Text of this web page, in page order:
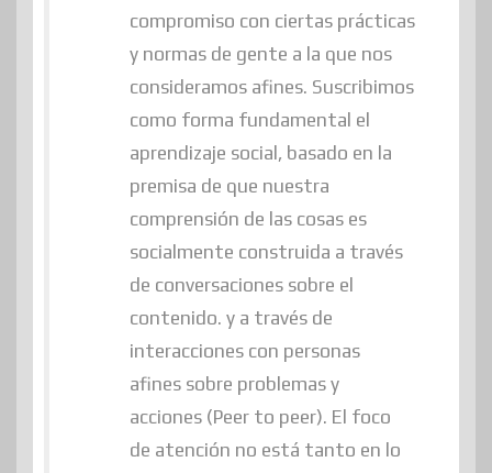
compromiso con ciertas prácticas
y normas de gente a la que nos
consideramos afines. Suscribimos
como forma fundamental el
aprendizaje social, basado en la
premisa de que nuestra
comprensión de las cosas es
socialmente construida a través
de conversaciones sobre el
contenido. y a través de
interacciones con personas
afines sobre problemas y
acciones (Peer to peer). El foco
de atención no está tanto en lo